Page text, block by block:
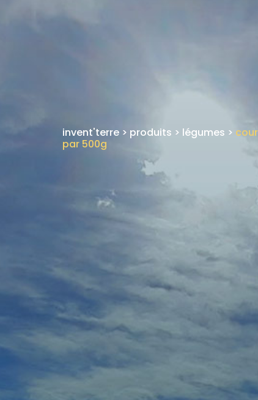
invent'terre > produits > légumes >
par 500g